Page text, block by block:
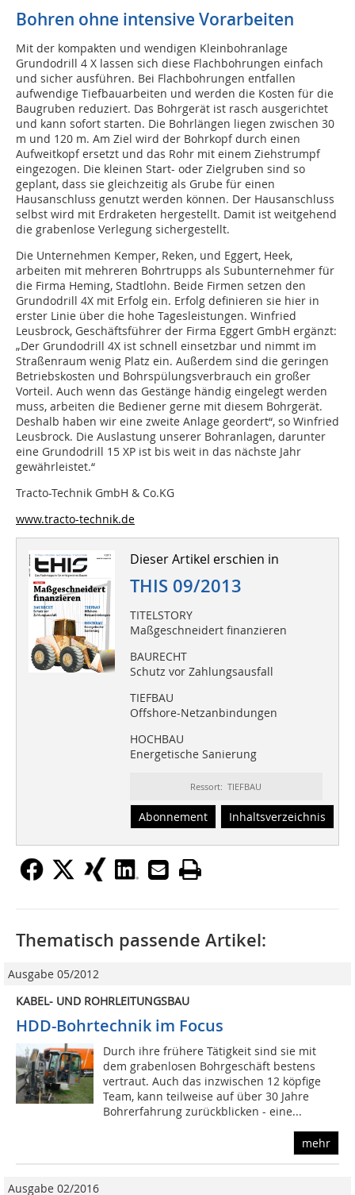
Bohren ohne intensive Vorarbeiten
Mit der kompakten und wendigen Kleinbohranlage
Grundodrill 4 X lassen sich diese Flachbohrungen einfach
und sicher ausführen. Bei Flachbohrungen entfallen
aufwendige Tiefbauarbeiten und werden die Kosten für die
Baugruben reduziert. Das Bohrgerät ist rasch ausgerichtet
und kann sofort starten. Die Bohrlängen liegen zwischen 30
m und 120 m. Am Ziel wird der Bohrkopf durch einen
Aufweitkopf ersetzt und das Rohr mit einem Ziehstrumpf
eingezogen. Die kleinen Start- oder Zielgruben sind so
geplant, dass sie gleichzeitig als Grube für einen
Hausanschluss genutzt werden können. Der Hausanschluss
selbst wird mit Erdraketen hergestellt. Damit ist weitgehend
die grabenlose Verlegung sichergestellt.
Die Unternehmen Kemper, Reken, und Eggert, Heek,
arbeiten mit mehreren Bohrtrupps als Subunternehmer für
die Firma Heming, Stadtlohn. Beide Firmen setzen den
Grundodrill 4X mit Erfolg ein. Erfolg definieren sie hier in
erster Linie über die hohe Tagesleistungen. Winfried
Leusbrock, Geschäftsführer der Firma Eggert GmbH ergänzt:
„Der Grundodrill 4X ist schnell einsetzbar und nimmt im
Straßenraum wenig Platz ein. Außerdem sind die geringen
Betriebskosten und Bohrspülungsverbrauch ein großer
Vorteil. Auch wenn das Gestänge händig eingelegt werden
muss, arbeiten die Bediener gerne mit diesem Bohrgerät.
Deshalb haben wir eine zweite Anlage geordert“, so Winfried
Leusbrock. Die Auslastung unserer Bohranlagen, darunter
eine Grundodrill 15 XP ist bis weit in das nächste Jahr
gewährleistet.“
Tracto-Technik GmbH & Co.KG
www.tracto-technik.de
Dieser Artikel erschien in
THIS 09/2013
TITELSTORY
Maßgeschneidert finanzieren
BAURECHT
Schutz vor Zahlungsausfall
TIEFBAU
Offshore-Netzanbindungen
HOCHBAU
Energetische Sanierung
Ressort: TIEFBAU
Abonnement Inhaltsverzeichnis
Thematisch passende Artikel:
Ausgabe 05/2012
KABEL- UND ROHRLEITUNGSBAU
HDD-Bohrtechnik im Focus
Durch ihre frühere Tätigkeit sind sie mit
dem grabenlosen Bohrgeschäft bestens
vertraut. Auch das inzwischen 12 köpfige
Team, kann teilweise auf über 30 Jahre
Bohrerfahrung zurückblicken - eine...
mehr
Ausgabe 02/2016